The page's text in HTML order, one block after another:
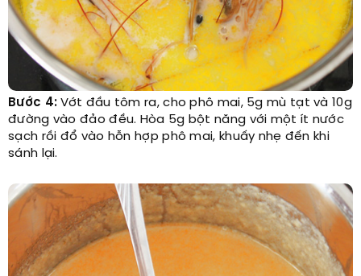
Bước 4: Vớt đầu tôm ra, cho phô mai, 5g mù tạt và 10g
đường vào đảo đều. Hòa 5g bột năng với một ít nước
sạch rồi đổ vào hỗn hợp phô mai, khuấy nhẹ đến khi
sánh lại.